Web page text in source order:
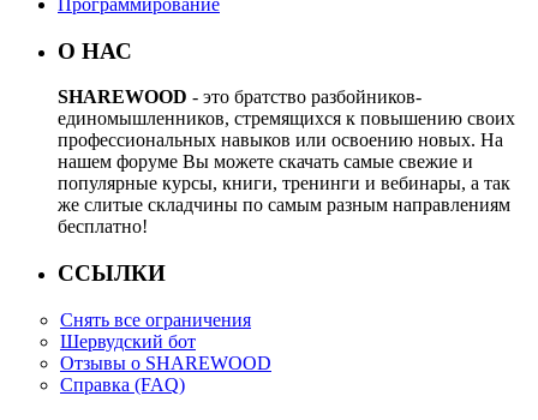
Программирование
О НАС
SHAREWOOD - это братство разбойников-
единомышленников, стремящихся к повышению своих
профессиональных навыков или освоению новых. На
нашем форуме Вы можете скачать самые свежие и
популярные курсы, книги, тренинги и вебинары, а так
же слитые складчины по самым разным направлениям
бесплатно!
ССЫЛКИ
Снять все ограничения
Шервудский бот
Отзывы о SHAREWOOD
Справка (FAQ)